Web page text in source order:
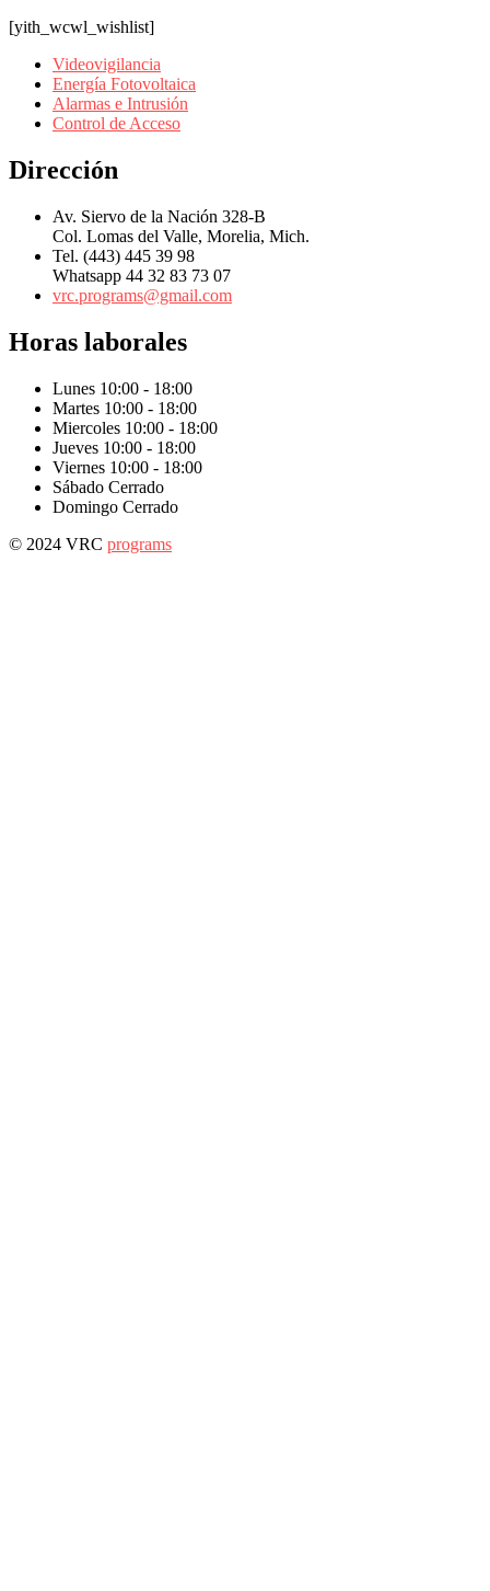
[yith_wcwl_wishlist]
Videovigilancia
Energía Fotovoltaica
Alarmas e Intrusión
Control de Acceso
Dirección
Av. Siervo de la Nación 328-B
Col. Lomas del Valle, Morelia, Mich.
Tel. (443) 445 39 98
Whatsapp 44 32 83 73 07
vrc.programs@gmail.com
Horas laborales
Lunes 10:00 - 18:00
Martes 10:00 - 18:00
Miercoles 10:00 - 18:00
Jueves 10:00 - 18:00
Viernes 10:00 - 18:00
Sábado Cerrado
Domingo Cerrado
© 2024 VRC programs